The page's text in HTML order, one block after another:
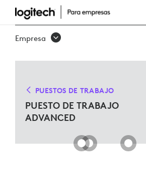
SOLUCIONES
PARA
TRABAJO
ADVANCED
COMPATIBLES
CON
Empresa
PUESTOS DE TRABAJO
PUESTO DE TRABAJO
ADVANCED